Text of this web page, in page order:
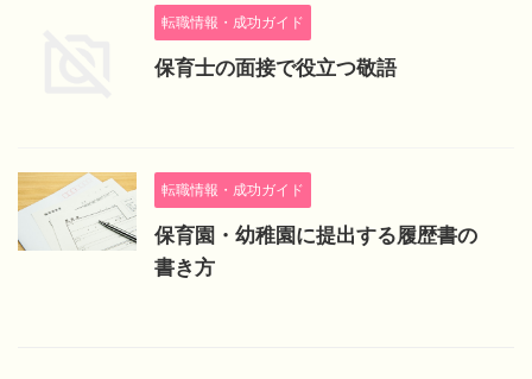
転職情報・成功ガイド
保育士の面接で役立つ敬語
転職情報・成功ガイド
保育園・幼稚園に提出する履歴書の
書き方